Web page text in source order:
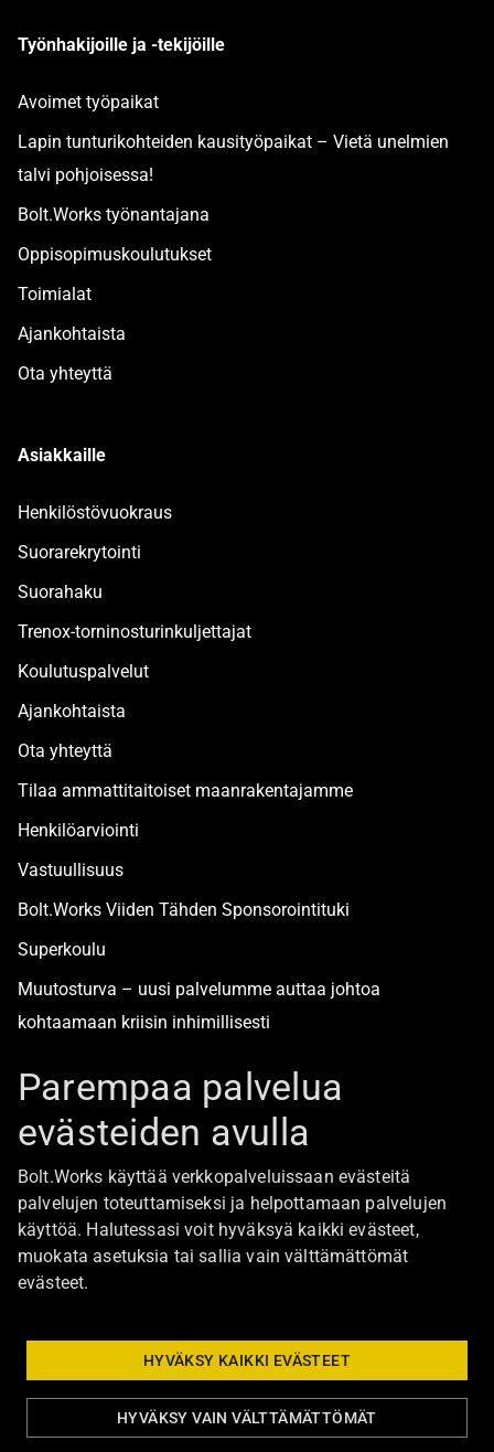
Työnhakijoille ja -tekijöille
Avoimet työpaikat
Lapin tunturikohteiden kausityöpaikat – Vietä unelmien
talvi pohjoisessa!
Bolt.Works työnantajana
Oppisopimuskoulutukset
Toimialat
Ajankohtaista
Ota yhteyttä
Asiakkaille
Henkilöstövuokraus
Suorarekrytointi
Suorahaku
Trenox-torninosturinkuljettajat
Koulutuspalvelut
Ajankohtaista
Ota yhteyttä
Tilaa ammattitaitoiset maanrakentajamme
Henkilöarviointi
Vastuullisuus
Bolt.Works Viiden Tähden Sponsorointituki
Superkoulu
Muutosturva – uusi palvelumme auttaa johtoa
kohtaamaan kriisin inhimillisesti
Boltista
Töihin Bolt.Worksin toimistolle
Ajankohtaista
Ota yhteyttä
Bolt Group hallitus
Parempaa palvelua
evästeiden avulla
Bolt.Works käyttää verkkopalveluissaan evästeitä
palvelujen toteuttamiseksi ja helpottamaan palvelujen
käyttöä. Halutessasi voit hyväksyä kaikki evästeet,
muokata asetuksia tai sallia vain välttämättömät
evästeet.
HYVÄKSY KAIKKI EVÄSTEET
HYVÄKSY VAIN VÄLTTÄMÄTTÖMÄT